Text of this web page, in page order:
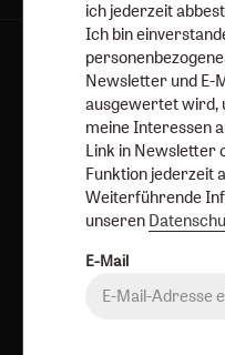
AGB und
Vertrag widerrufen
ich jederzeit
Ich bin
Newsletter und E-
ausgewertet wird,
meine Interessen
Link in Newsletter
Funktion jederzeit
Weiterführende
unseren
E-Mail